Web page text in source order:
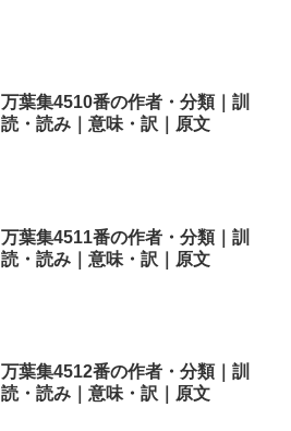
万葉集4510番の作者・分類｜訓
読・読み｜意味・訳｜原文
万葉集4511番の作者・分類｜訓
読・読み｜意味・訳｜原文
万葉集4512番の作者・分類｜訓
読・読み｜意味・訳｜原文